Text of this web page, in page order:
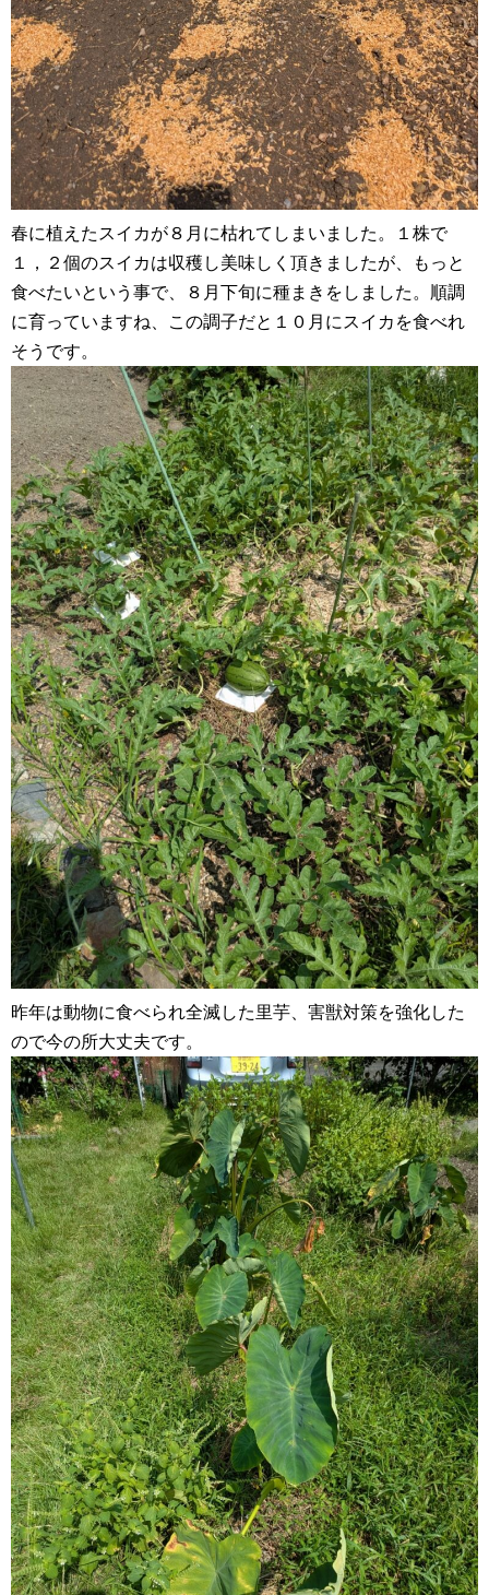
春に植えたスイカが８月に枯れてしまいました。１株で
１，２個のスイカは収穫し美味しく頂きましたが、もっと
食べたいという事で、８月下旬に種まきをしました。順調
に育っていますね、この調子だと１０月にスイカを食べれ
そうです。
昨年は動物に食べられ全滅した里芋、害獣対策を強化した
ので今の所大丈夫です。